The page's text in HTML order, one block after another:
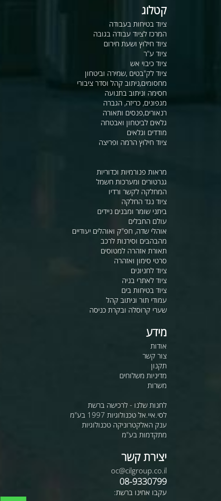
קטלוג
ציוד בטיחות בעבודה
המרכז לציוד עבודה בגובה
ציוד חילוץ ושעת חירום
ציוד ע"ר
ציוד כיבוי אש
ציוד לק"בטים ,שמירה וביטחון
מחסומים,ניתוב קהל וסדר ציבורי
חסימה וניתוב בתנועה
מגפונים, כריזה, הגברה
רנאורים,פנסים ותאורה
גלאים לביטחון ואבטחה
מודדים וגלאים
ציוד חילוץ הרמה ופריצה
מראות פנורמיות וכדוריות
גנרטורים ומערכות חשמל
המחלקה לקשר ורדיו
ציוד נגד החלקה
ביתני שומר ומבנים ניידים
עולם החבלים
אוהלי שדה, חפ"ק ואוהלים יעודיים
מהבהבים וסירנות לרכב
תאורת אזהרה למטוסים
סרטי סימון ואזהרה
ציוד לחניונים
ציוד לאתרי בניה
ציוד בטיחות בים
עמודי תור וניתוב קהל
שערי קרוסלה ובקרת כניסה
מידע
אודות
צור קשר
תקנון
מדיניות משלוחים
משרות
לחנות שלנו - לרכישה ברשת
לסי.איי.אל טכנולוגיות 1997 בע"מ
ענק האלקטרוניקה טכנולוגיות
מתקדמות בע"מ
יצירת קשר
oc@cilgroup.co.il
08-9330799
עקבו אחינו ברשת: